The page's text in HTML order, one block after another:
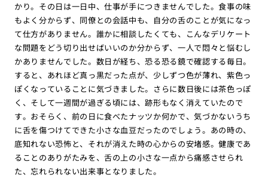
かり。その日は一日中、仕事が手につきませんでした。食事の味
もよく分からず、同僚との会話中も、自分の舌のことが気になっ
て仕方がありません。誰かに相談したくても、こんなデリケート
な問題をどう切り出せばいいのか分からず、一人で悶々と悩むし
かありませんでした。数日が経ち、恐る恐る鏡で確認する毎日。
すると、あれほど真っ黒だった点が、少しずつ色が薄れ、紫色っ
ぽくなっていることに気づきました。さらに数日後には茶色っぽ
く、そして一週間が過ぎる頃には、跡形もなく消えていたので
す。おそらく、前の日に食べたナッツか何かで、気づかないうち
に舌を傷つけてできた小さな血豆だったのでしょう。あの時の、
底知れない恐怖と、それが消えた時の心からの安堵感。健康であ
ることのありがたみを、舌の上の小さな一点から痛感させられ
た、忘れられない出来事となりました。